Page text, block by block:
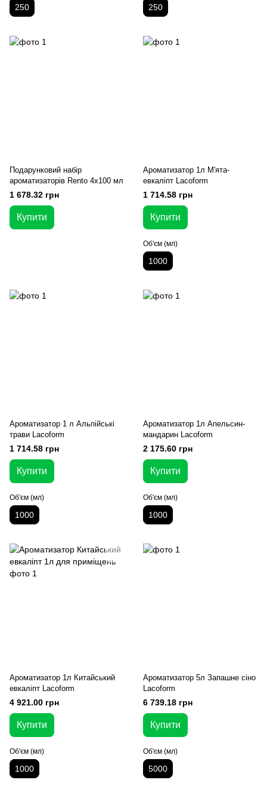
250 250
Подарунковий набір
ароматизаторів Rento 4х100 мл
1 678.32 грн
Купити
Ароматизатор 1л М'ята-
евкаліпт Lacoform
1 714.58 грн
Купити
Об'єм (мл)
1000
Ароматизатор 1 л Альпійські
трави Lacoform
1 714.58 грн
Купити
Об'єм (мл)
1000
Ароматизатор 1л Апельсин-
мандарин Lacoform
2 175.60 грн
Купити
Об'єм (мл)
1000
Ароматизатор 1л Китайський
евкаліпт Lacoform
4 921.00 грн
Купити
Об'єм (мл)
1000
Ароматизатор 5л Запашне сіно
Lacoform
6 739.18 грн
Купити
Об'єм (мл)
5000